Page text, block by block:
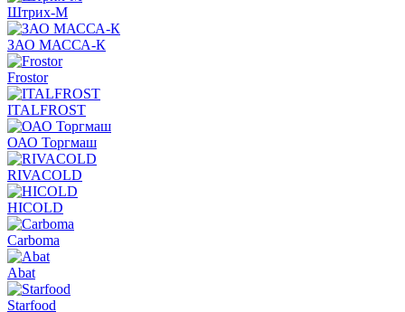
Штрих-М
ЗАО МАССА-К
Frostor
ITALFROST
ОАО Торгмаш
RIVACOLD
HICOLD
Carboma
Abat
Starfood